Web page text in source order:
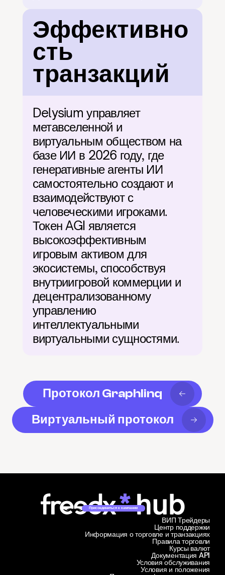
Эффективно
сть
транзакций
Delysium управляет
метавселенной и
виртуальным обществом на
базе ИИ в 2026 году, где
генеративные агенты ИИ
самостоятельно создают и
взаимодействуют с
человеческими игроками.
Токен AGI является
высокоэффективным
игровым активом для
экосистемы, способствуя
внутриигровой коммерции и
децентрализованному
управлению
интеллектуальными
виртуальными сущностями.
Протокол Graphlinq
Виртуальный протокол
Присоединиться к кампании
Центр поддержки
Информация о торговле и транзакциях
ВИП Трейдеры
Правила торговли
Курсы валют
Документация API
Условия обслуживания
Условия и положения